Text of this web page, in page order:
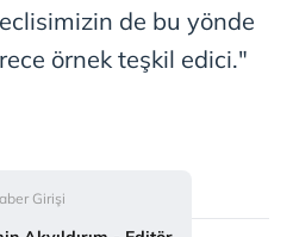
de bu yönde
örnek teşkil edici."
Girişi